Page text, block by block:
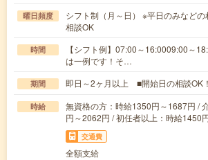
曜日頻度
シフト制（月～日） ※平日のみなど
相談OK
時間
【シフト例】07:00～16:0009:00～
は一例です！そ…
期間 即日～2ヶ月以上 ■開始日の相談OK！
時給
無資格の方：時給1350円～1687円 /
円～2062円 / 初任者以上：時給1450
交通費
全額支給